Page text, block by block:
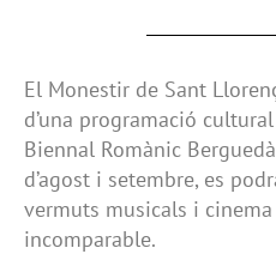
El Monestir de Sant
d’una programació
Biennal Romànic
d’agost i setembre, es
vermuts musicals i
incomparable.